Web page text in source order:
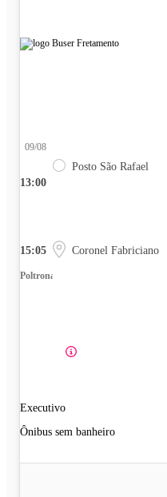
13:00
09/08
Posto São Rafael
15:05 Coronel Fabriciano
Poltrona
Executivo
Ônibus sem banheiro